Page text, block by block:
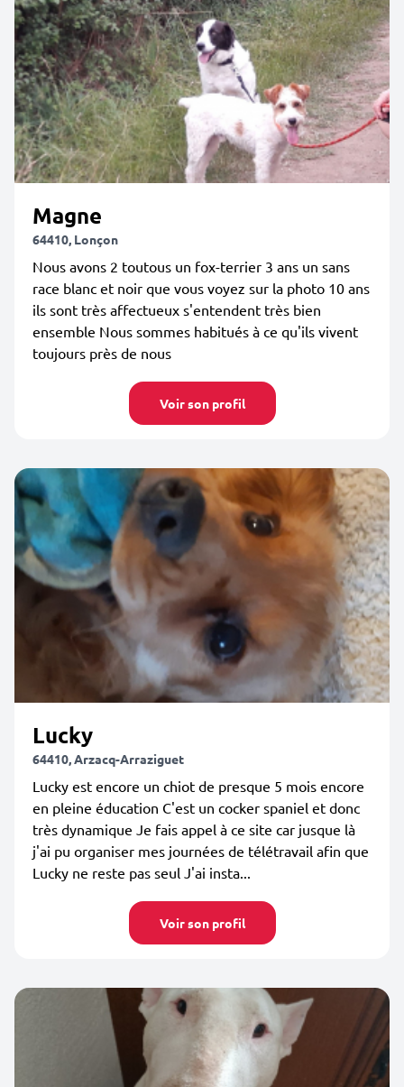
Magne
64410, Lonçon
Nous avons 2 toutous un fox-terrier 3 ans un sans
race blanc et noir que vous voyez sur la photo 10 ans
ils sont très affectueux s'entendent très bien
ensemble Nous sommes habitués à ce qu'ils vivent
toujours près de nous
Voir son profil
Lucky
64410, Arzacq-Arraziguet
Lucky est encore un chiot de presque 5 mois encore
en pleine éducation C'est un cocker spaniel et donc
très dynamique Je fais appel à ce site car jusque là
j'ai pu organiser mes journées de télétravail afin que
Lucky ne reste pas seul J'ai insta...
Voir son profil